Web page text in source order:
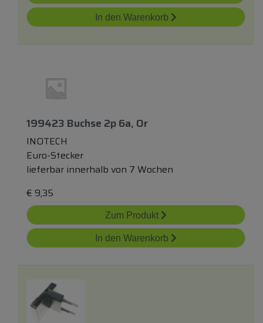
In den Warenkorb
199423 Buchse 2p 6a, Or
INOTECH
Euro-Stecker
lieferbar innerhalb von 7 Wochen
€ 9,35
Zum Produkt
In den Warenkorb